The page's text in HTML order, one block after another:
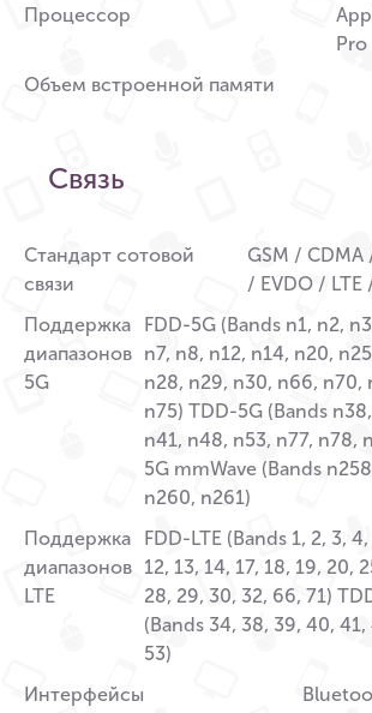
Процессор
Pro
Объем встроенной памяти
Связь
Стандарт сотовой
связи
GSM / CDMA
/ EVDO / LTE
Поддержка
диапазонов
5G
FDD-5G (Bands n1, n2,
n7, n8, n12, n14, n20,
n28, n29, n30, n66, n70,
n75) TDD-5G (Bands
n41, n48, n53, n77, n78,
5G mmWave (Bands
n260, n261)
Поддержка
диапазонов
LTE
FDD-LTE (Bands 1, 2, 3,
12, 13, 14, 17, 18, 19, 20,
28, 29, 30, 32, 66, 71)
(Bands 34, 38, 39, 40, 41,
53)
Интерфейсы